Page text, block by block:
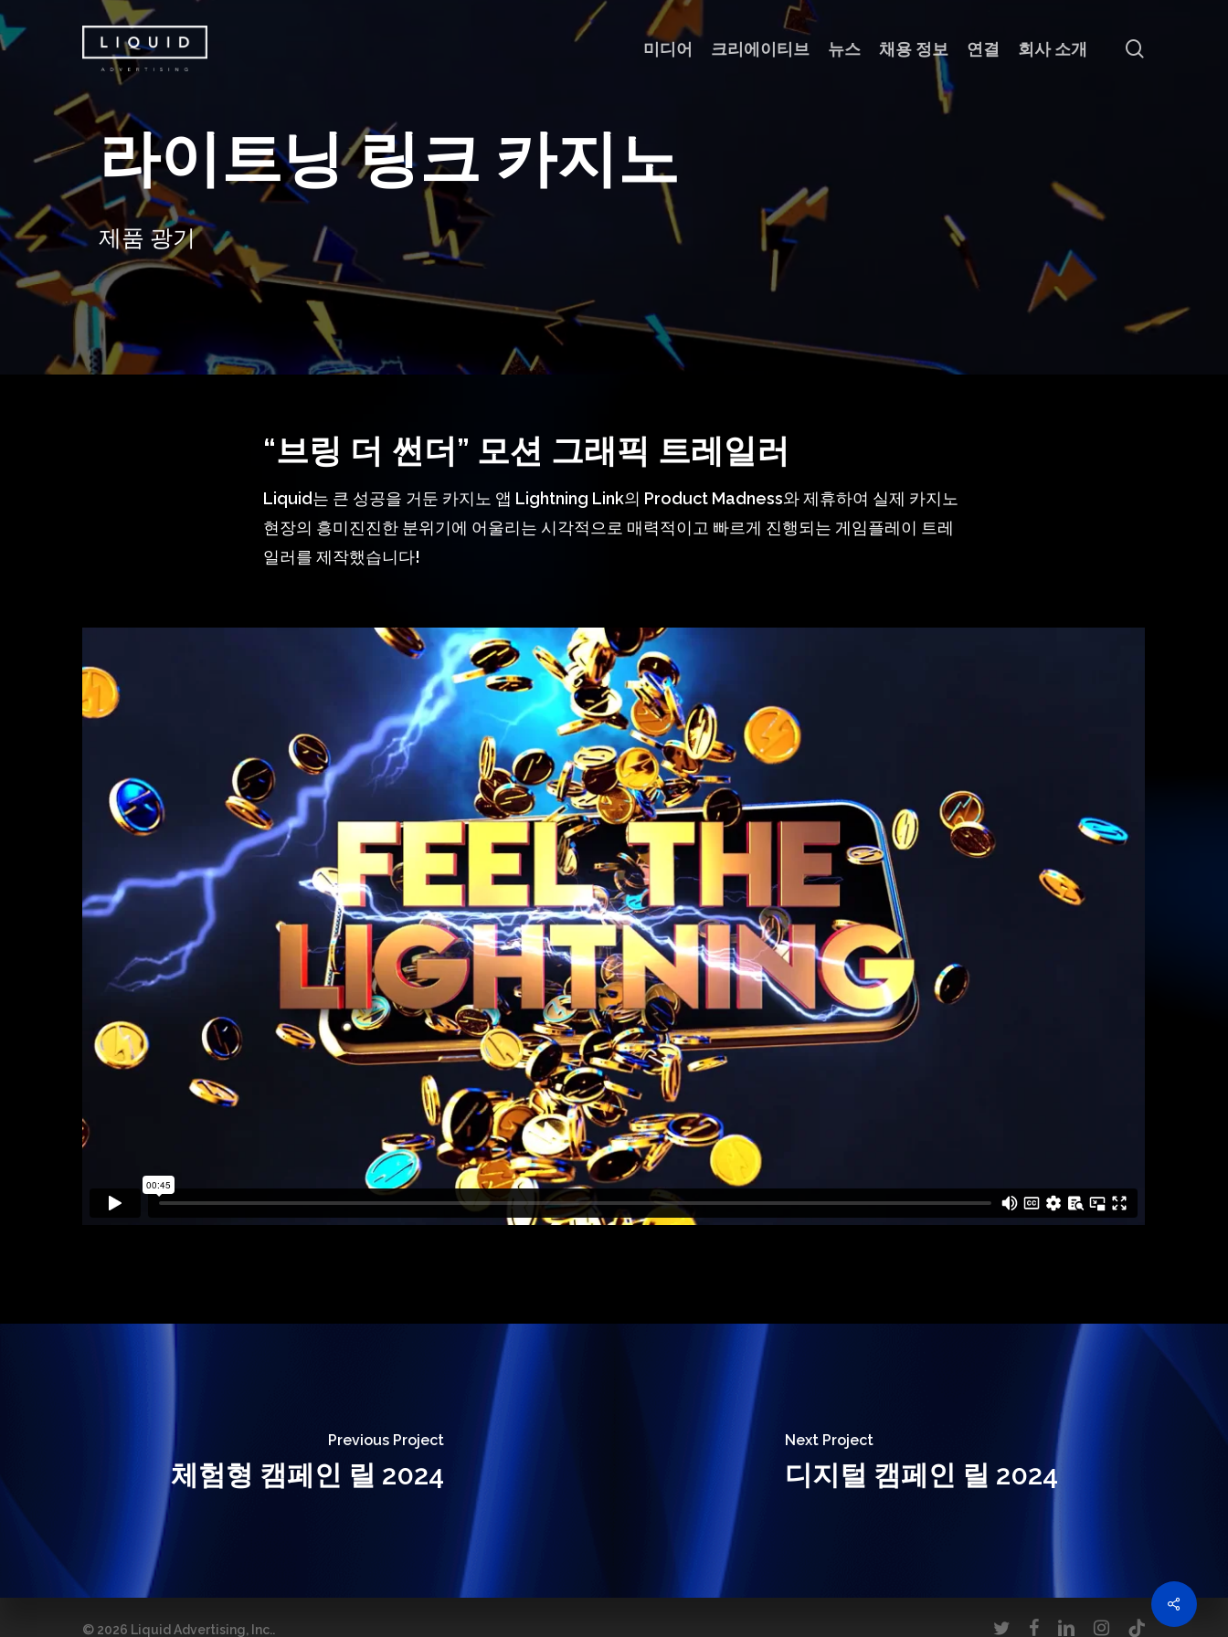
Skip
to
Hit enter to search or ESC to close
미디어 크리에이티브 뉴스 채용 정보 연결 회사 소개
라이트닝 링크 카지노
제품 광기
“브링 더 썬더” 모션 그래픽 트레일러
Liquid는 큰 성공을 거둔 카지노 앱 Lightning Link의 Product Madness와 제휴하여 실제 카지노
현장의 흥미진진한 분위기에 어울리는 시각적으로 매력적이고 빠르게 진행되는 게임플레이 트레
일러를 제작했습니다!
Previous Project
체험형 캠페인 릴 2024
Next Project
디지털 캠페인 릴 2024
© 2026 Liquid Advertising, Inc.. twitterfacebooklinkedininstagram
tiktok